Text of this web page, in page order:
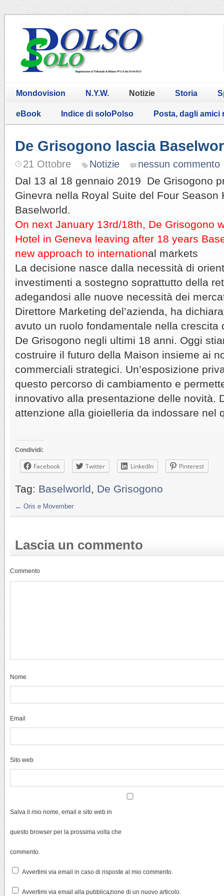
Mondovision N.Y.W. Notizie Storia
eBook Indice di soloPolso Posta, dagli amici
De Grisogono lascia
21 Ottobre Notizie nessun commento
Dal 13 al 18 gennaio 2019 De Grisogono
Ginevra nella Royal Suite del Four Season
Baselworld.
On next January 13rd/18th, De Grisogono
Hotel in Geneva leaving after 18 years
new approach to international markets
La decisione nasce dalla necessità di
investimenti a sostegno soprattutto della
adegandosi alle nuove necessità dei
Direttore Marketing del’azienda, ha
avuto un ruolo fondamentale nella crescita
De Grisogono negli ultimi 18 anni. Oggi
costruire il futuro della Maison insieme ai
commerciali strategici. Un’esposizione
questo percorso di cambiamento e
innovativo alla presentazione delle novità.
attenzione alla gioielleria da indossare nel
Condividi:
Facebook Twitter LinkedIn Pinterest
Tag: Baselworld De Grisogono
← Oris e Movember
Lascia un commento
Commento
Nome
Email
Sito web
Salva il mio nome, email e sito web in
questo browser per la prossima volta che
commento.
Avvertimi via email in caso di risposte al mio commento.
Avvertimi via email alla pubblicazione di un nuovo articolo.